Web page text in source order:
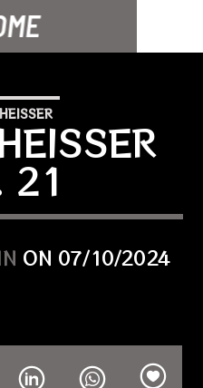
21
ON 07/10/2024